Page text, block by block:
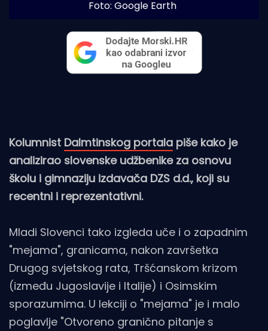
Foto: Google Earth
Kolumnist Dalmtinskog portala piše kako je
analizirao slovenske udžbenike za osnovu
školu i gimnaziju izdavača DZS d.d., koji su
recentni i reprezentativni.
Mladi Slovenci tako izgleda uče i o zapadnim
"mejama", granicama, nakon završetka
Drugog svjetskog rata, Tršćanskom krizom
(između Jugoslavije i Italije) i Osimskim
sporazumima. U lekciji o "mejama" je i malo
poglavlje "Otvoreno granično pitanje s